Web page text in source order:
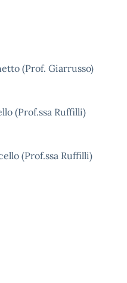
(Prof. Giarrusso)
(Prof.ssa Ruffilli)
(Prof.ssa Ruffilli)